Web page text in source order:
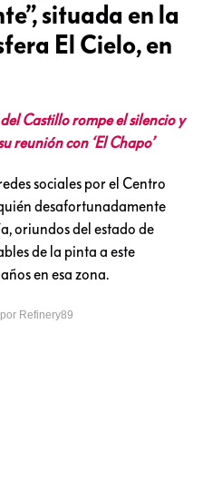
situada en la
El Cielo, en
Castillo rompe el silencio y
reunión con ‘El Chapo’
sociales por el Centro
desafortunadamente
oriundos del estado de
de la pinta a este
en esa zona.
Refinery89